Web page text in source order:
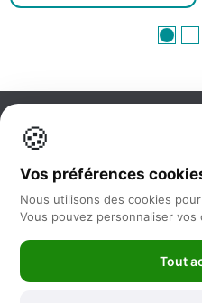
Information
Nos services
Newsletter
🍪
Vos préférences
Nous utilisons des cookies
Vous pouvez personnaliser
Tout